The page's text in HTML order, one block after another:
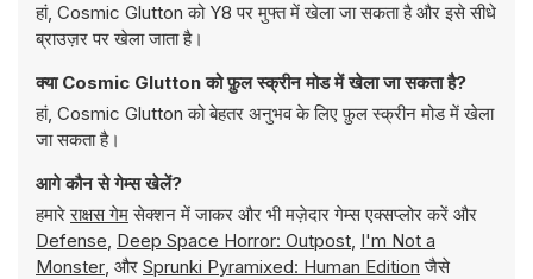
हां, Cosmic Glutton को Y8 पर मुफ्त में खेला जा सकता है और इसे सीधे
ब्राउज़र पर खेला जाता है।
क्या Cosmic Glutton को फ़ुल स्क्रीन मोड में खेला जा सकता है?
हां, Cosmic Glutton को बेहतर अनुभव के लिए फ़ुल स्क्रीन मोड में खेला
जा सकता है।
आगे कौन से गेम्स खेलें?
हमारेराक्षस गेमसेक्शन में जाकर और भी मज़ेदार गेम्स एक्सप्लोर करें और
Defense, Deep Space Horror: Outpost, I'm Not a
Monster, और Sprunki Pyramixed: Human Edition जैसे